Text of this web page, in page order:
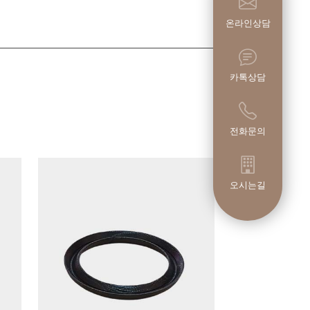
온라인상담
카톡상담
전화문의
오시는길